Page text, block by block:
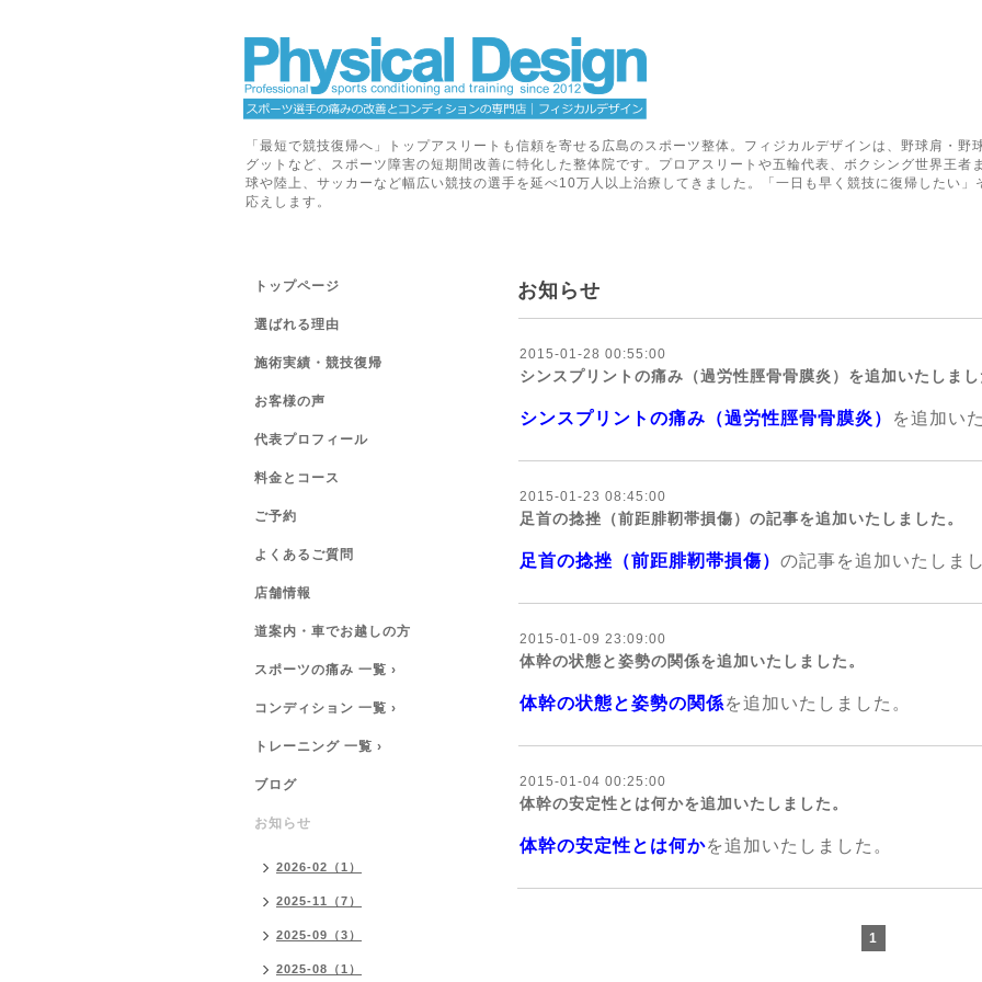
「最短で競技復帰へ」トップアスリートも信頼を寄せる広島のスポーツ整体。フィジカルデザインは、野球肩・
グットなど、スポーツ障害の短期間改善に特化した整体院です。プロアスリートや五輪代表、ボクシング世界王者
球や陸上、サッカーなど幅広い競技の選手を延べ10万人以上治療してきました。「一日も早く競技に復帰したい
応えします。
お知らせ
2015-01-28 00:55:00
シンスプリントの痛み（過労性脛骨骨膜炎）を追加いたしま
シンスプリントの痛み（過労性脛骨骨膜炎） を追加い
2015-01-23 08:45:00
足首の捻挫（前距腓靭帯損傷）の記事を追加いたしました。
足首の捻挫（前距腓靭帯損傷） の記事を追加いたしま
2015-01-09 23:09:00
体幹の状態と姿勢の関係を追加いたしました。
体幹の状態と姿勢の関係を追加いたしました。
2015-01-04 00:25:00
体幹の安定性とは何かを追加いたしました。
体幹の安定性とは何かを追加いたしました。
1
トップページ
選ばれる理由
施術実績・競技復帰
お客様の声
代表プロフィール
料金とコース
ご予約
よくあるご質問
店舗情報
道案内・車でお越しの方
スポーツの痛み 一覧 ›
コンディション 一覧 ›
トレーニング 一覧 ›
ブログ
お知らせ
2026-02（1）
2025-11（7）
2025-09（3）
2025-08（1）